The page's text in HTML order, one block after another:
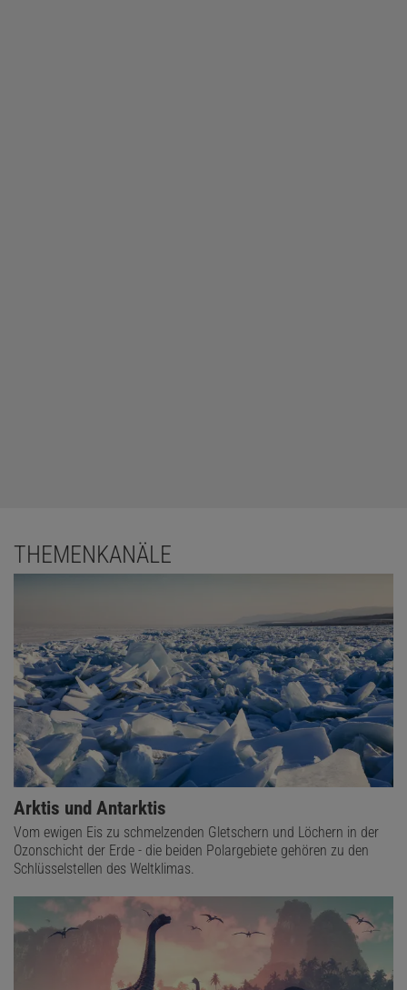
THEMENKANÄLE
Arktis und Antarktis
Vom ewigen Eis zu schmelzenden Gletschern und Löchern in der
Ozonschicht der Erde - die beiden Polargebiete gehören zu den
Schlüsselstellen des Weltklimas.